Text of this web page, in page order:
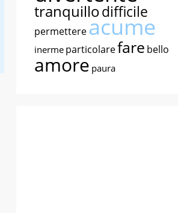
tranquillodifficile
permettereacume
inerme particolarefare bello
amore paura